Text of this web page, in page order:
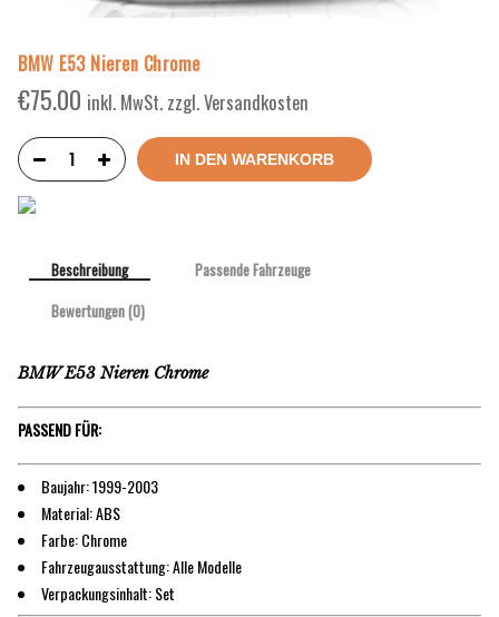
BMW E53 Nieren Chrome
€75.00 inkl. MwSt. zzgl. Versandkosten
IN DEN WARENKORB
Beschreibung
Passende Fahrzeuge
Bewertungen (0)
BMW E53 Nieren Chrome
PASSEND FÜR:
Baujahr: 1999-2003
Material: ABS
Farbe: Chrome
Fahrzeugausstattung: Alle Modelle
Verpackungsinhalt: Set